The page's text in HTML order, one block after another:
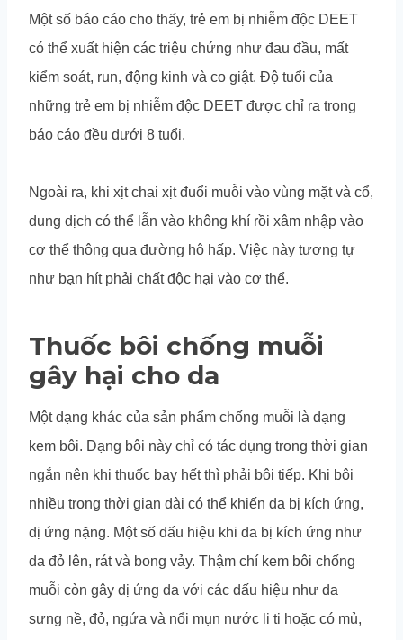
Một số báo cáo cho thấy, trẻ em bị nhiễm độc DEET
có thể xuất hiện các triệu chứng như đau đầu, mất
kiểm soát, run, động kinh và co giật. Độ tuổi của
những trẻ em bị nhiễm độc DEET được chỉ ra trong
báo cáo đều dưới 8 tuổi.
Ngoài ra, khi xịt chai xịt đuổi muỗi vào vùng mặt và cổ,
dung dịch có thể lẫn vào không khí rồi xâm nhập vào
cơ thể thông qua đường hô hấp. Việc này tương tự
như bạn hít phải chất độc hại vào cơ thể.
Thuốc bôi chống muỗi
gây hại cho da
Một dạng khác của sản phẩm chống muỗi là dạng
kem bôi. Dạng bôi này chỉ có tác dụng trong thời gian
ngắn nên khi thuốc bay hết thì phải bôi tiếp. Khi bôi
nhiều trong thời gian dài có thể khiến da bị kích ứng,
dị ứng nặng. Một số dấu hiệu khi da bị kích ứng như
da đỏ lên, rát và bong vảy. Thậm chí kem bôi chống
muỗi còn gây dị ứng da với các dấu hiệu như da
sưng nề, đỏ, ngứa và nổi mụn nước li ti hoặc có mủ,